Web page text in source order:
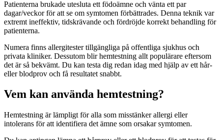
Patienterna brukade utesluta ett födoämne och vänta ett par
dagar/veckor för att se om symtomen förbättrades. Denna teknik var
extremt ineffektiv, tidskrävande och fördröjde korrekt behandling för
patienterna.
Numera finns allergitester tillgängliga på offentliga sjukhus och
privata kliniker. Dessutom blir hemtestning allt populärare eftersom
det är så bekvämt. Du kan testa dig redan idag med hjälp av ett hår-
eller blodprov och få resultatet snabbt.
Vem kan använda hemtestning?
Hemtestning är lämpligt för alla som misstänker allergi eller
intolerans för att identifiera det ämne som orsakar symtomen.